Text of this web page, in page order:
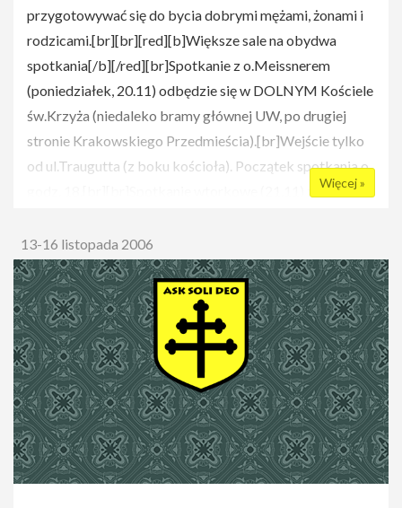
przygotowywać się do bycia dobrymi mężami, żonami i
rodzicami.[br][br][red][b]Większe sale na obydwa
spotkania[/b][/red][br]Spotkanie z o.Meissnerem
(poniedziałek, 20.11) odbędzie się w DOLNYM Kościele
św.Krzyża (niedaleko bramy głównej UW, po drugiej
stronie Krakowskiego Przedmieścia).[br]Wejście tylko
od ul.Traugutta (z boku kościoła). Początek spotkania o
godz. 18.[br][br]Spotkanie wtorkowe (21.11) zostało
większej sali).[br][br]Prosimy sprawdzic szczegóły
używając odnośnika "więcej" (znajduje się on poniżej), a
następnie przejść do strony -> program[br]
[br]Dziękujemy za zrozumienie i za dotychczasową
frekwencję!
Więcej »
13-16 listopada 2006